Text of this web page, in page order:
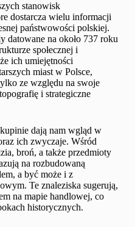
stanowisk
dostarcza wielu informacji
państwowości polskiej.
datowane na około 737 roku
społecznej i
ich umiejętności
miast w Polsce,
ze względu na swoje
i strategiczne
dają nam wgląd w
ich zwyczaje. Wśród
broń, a także przedmioty
na rozbudowaną
a być może i z
Te znaleziska sugerują,
na mapie handlowej, co
historycznych.